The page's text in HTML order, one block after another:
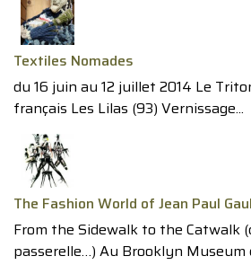
Textiles Nomades
du 16 juin au 12 juillet 2014 Le
français Les Lilas (93) Vernissage...
The Fashion World of Jean Paul
From the Sidewalk to the Catwalk
passerelle…) Au Brooklyn Museum